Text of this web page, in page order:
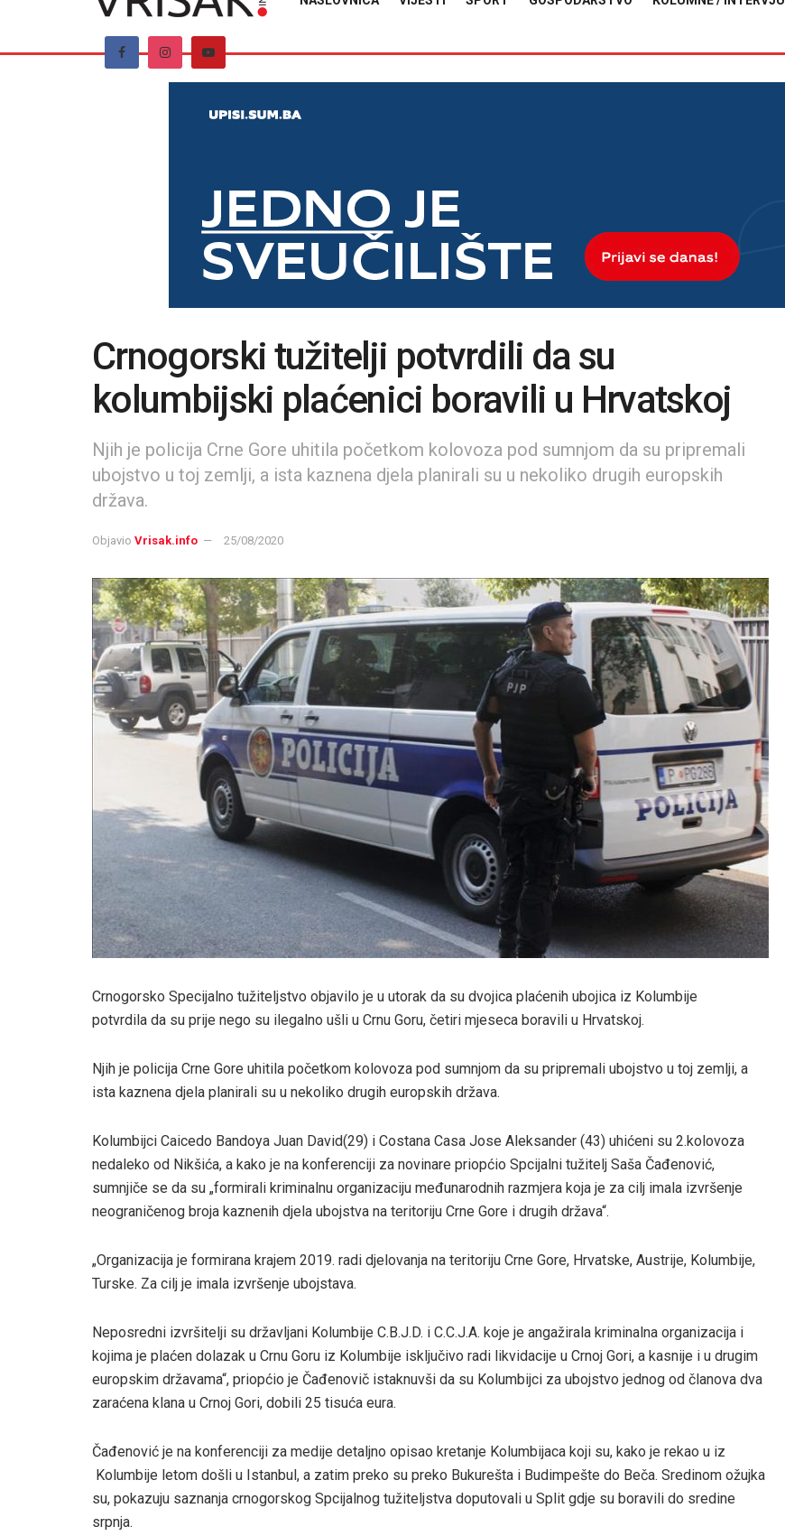
Crnogorski tužitelji potvrdili da su
kolumbijski plaćenici boravili u Hrvatskoj
Njih je policija Crne Gore uhitila početkom kolovoza pod sumnjom da su pripremali
ubojstvo u toj zemlji, a ista kaznena djela planirali su u nekoliko drugih europskih
država.
Objavio Vrisak.info 25/08/2020
Crnogorsko Specijalno tužiteljstvo objavilo je u utorak da su dvojica plaćenih ubojica iz Kolumbije
potvrdila da su prije nego su ilegalno ušli u Crnu Goru, četiri mjeseca boravili u Hrvatskoj.
Njih je policija Crne Gore uhitila početkom kolovoza pod sumnjom da su pripremali ubojstvo u toj zemlji, a
ista kaznena djela planirali su u nekoliko drugih europskih država.
Kolumbijci Caicedo Bandoya Juan David(29) i Costana Casa Jose Aleksander (43) uhićeni su 2.kolovoza
nedaleko od Nikšića, a kako je na konferenciji za novinare priopćio Spcijalni tužitelj Saša Čađenović,
sumnjiče se da su „formirali kriminalnu organizaciju međunarodnih razmjera koja je za cilj imala izvršenje
neograničenog broja kaznenih djela ubojstva na teritoriju Crne Gore i drugih država“.
„Organizacija je formirana krajem 2019. radi djelovanja na teritoriju Crne Gore, Hrvatske, Austrije, Kolumbije,
Turske. Za cilj je imala izvršenje ubojstava.
Neposredni izvršitelji su državljani Kolumbije C.B.J.D. i C.C.J.A. koje je angažirala kriminalna organizacija i
kojima je plaćen dolazak u Crnu Goru iz Kolumbije isključivo radi likvidacije u Crnoj Gori, a kasnije i u drugim
europskim državama“, priopćio je Čađenovič istaknuvši da su Kolumbijci za ubojstvo jednog od članova dva
zaraćena klana u Crnoj Gori, dobili 25 tisuća eura.
Čađenović je na konferenciji za medije detaljno opisao kretanje Kolumbijaca koji su, kako je rekao u iz
Kolumbije letom došli u Istanbul, a zatim preko su preko Bukurešta i Budimpešte do Beča. Sredinom ožujka
su, pokazuju saznanja crnogorskog Spcijalnog tužiteljstva doputovali u Split gdje su boravili do sredine
srpnja.